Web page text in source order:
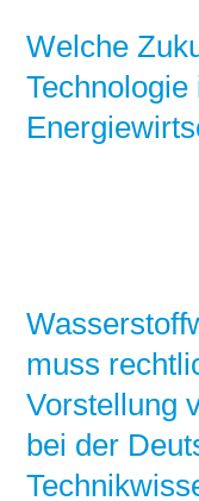
Welche
Technologie
muss
Vorstellung
bei der